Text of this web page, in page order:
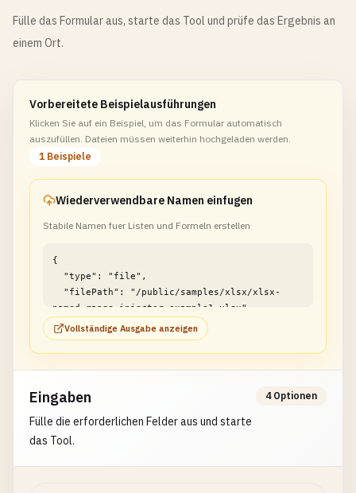
Fülle das Formular aus, starte das Tool und prüfe das Ergebnis an
einem Ort.
Vorbereitete Beispielausführungen
Klicken Sie auf ein Beispiel, um das Formular automatisch
auszufüllen. Dateien müssen weiterhin hochgeladen werden.
1 Beispiele
Wiederverwendbare Namen einfugen
Stabile Namen fuer Listen und Formeln erstellen
{
named-range-injector-example1.xlsx"
}
Vollständige Ausgabe anzeigen
Eingaben
Fülle die erforderlichen Felder aus und starte
das Tool.
4 Optionen